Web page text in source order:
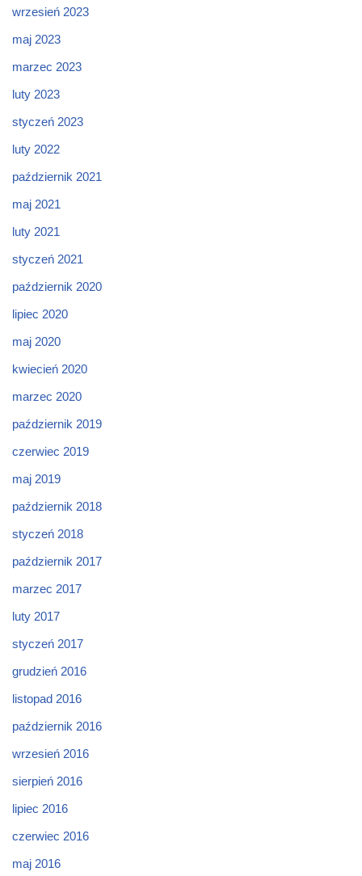
wrzesień 2023
maj 2023
marzec 2023
luty 2023
styczeń 2023
luty 2022
październik 2021
maj 2021
luty 2021
styczeń 2021
październik 2020
lipiec 2020
maj 2020
kwiecień 2020
marzec 2020
październik 2019
czerwiec 2019
maj 2019
październik 2018
styczeń 2018
październik 2017
marzec 2017
luty 2017
styczeń 2017
grudzień 2016
listopad 2016
październik 2016
wrzesień 2016
sierpień 2016
lipiec 2016
czerwiec 2016
maj 2016